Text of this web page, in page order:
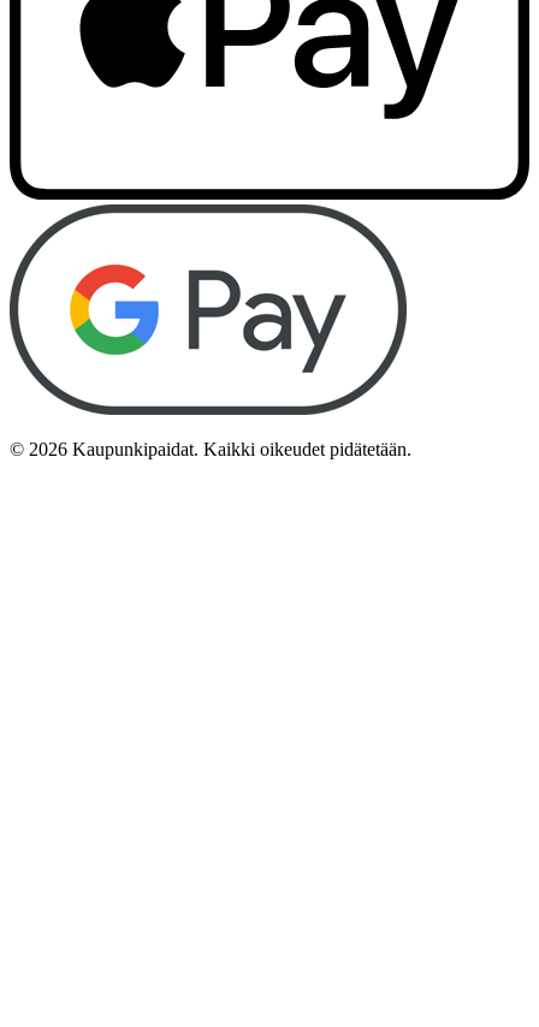
© 2026 Kaupunkipaidat. Kaikki oikeudet pidätetään.